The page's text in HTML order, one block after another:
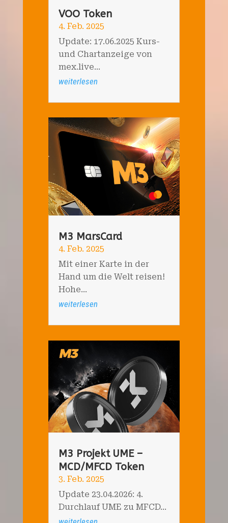
VOO Token
4. Feb. 2025
Update: 17.06.2025 Kurs-
und Chartanzeige von
mex.live...
weiterlesen
M3 MarsCard
4. Feb. 2025
Mit einer Karte in der
Hand um die Welt reisen!
Hohe...
weiterlesen
M3 Projekt UME –
MCD/MFCD Token
3. Feb. 2025
Update 23.04.2026: 4.
Durchlauf UME zu MFCD...